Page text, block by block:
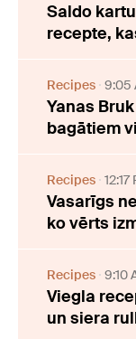
Saldo
recepte,
Recipes 9:05
Yanas
bagātiem
Recipes 12:17
Vasarīgs
ko vērts
Recipes 9:10
Viegla
un siera